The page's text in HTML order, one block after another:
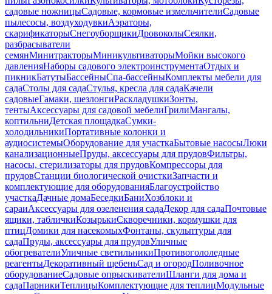
садовые ножницыСадовые, кормовые измельчителиСадовые
пылесосы, воздуходувкиАэраторы,
скарификаторыСнегоуборщикиДровоколыСеялки,
разбрасыватели
семянМинитракторыМиникультиваторыМойки высокого
давленияНаборы садового электроинструментаОтдых и
пикникБатутыБассейныСпа-бассейныКомплекты мебели для
садаСтолы для садаСтулья, кресла для садаКачели
садовыеГамаки, шезлонгиРаскладушкиЗонты,
тентыАксессуары для садовой мебелиГрилиМангалы,
коптильниДетская площадкаСумки-
холодильникиПортативные колонки и
аудиосистемыОборудование для участкаБытовые насосыЛюки
канализационныеПруды, аксессуары для прудовФильтры,
насосы, стерилизаторы для прудовКомпрессоры для
прудовСтанции биологической очисткиЗапчасти и
комплектующие для оборудованияБлагоустройство
участкаДачные домаБеседкиБаниХозблоки и
сараиАксессуары для озеленения садаДекор для садаПочтовые
ящики, табличкиКозырькиСкворечники, кормушки для
птицДомики для насекомыхФонтаны, скульптуры для
садаПруды, аксессуары для прудовУличные
обогревателиУличные светильникиПротивогололедные
реагентыДекоративный щебеньСад и огородПоливочное
оборудованиеСадовые опрыскивателиШланги для дома и
садаПарникиТеплицыКомплектующие для теплицМодульные